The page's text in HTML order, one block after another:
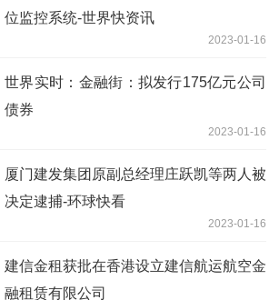
位监控系统-世界快资讯
2023-01-16
世界实时：金融街：拟发行175亿元公司
债券
2023-01-16
厦门建发集团原副总经理庄跃凯等两人被
决定逮捕-环球快看
2023-01-16
建信金租获批在香港设立建信航运航空金
融租赁有限公司